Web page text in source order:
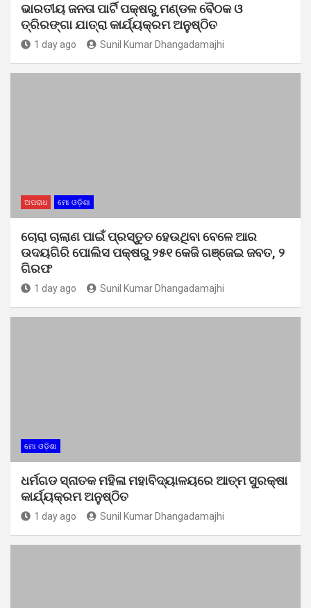
ଭାରତୀୟ ଜନତା ପାର୍ଟି ପକ୍ଷରୁ ମଣ୍ଡଳ ବୈଠକ ଓ
ତ୍ରିରଙ୍ଗା ଯାତ୍ରା କାର୍ଯ୍ୟକ୍ରମ ଅନୁଷ୍ଠିତ
1 day ago Sunil Kumar Dhangadamajhi
ଅପରାଧ ମୋ ଓଡ଼ିଶା
ଚୋରା ଚାଲାଣ ପାଇଁ ପ୍ରସ୍ତୁତ ହେଉଥିବା ବେଳେ ଆର
ଉଦୟଗିରି ପୋଲିସ ପକ୍ଷରୁ ୨୫୧ କେଜି ଗଞ୍ଜେଇ ଜବତ, ୨
ଗିରଫ
1 day ago Sunil Kumar Dhangadamajhi
ମୋ ଓଡ଼ିଶା
ଧର୍ମଗଡ ସ୍ନାତକ ମହିଳା ମହାବିଦ୍ୟାଳୟରେ ଆତ୍ମ ସୁରକ୍ଷା
କାର୍ଯ୍ୟକ୍ରମ ଅନୁଷ୍ଠିତ
1 day ago Sunil Kumar Dhangadamajhi